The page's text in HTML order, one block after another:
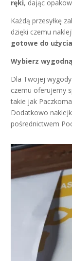
ręki, dając
Każdą przesyłkę
dzięki czemu
gotowe do użycia
Wybierz
Dla Twojej
czemu oferujemy
takie jak
Dodatkowo
pośrednictwem